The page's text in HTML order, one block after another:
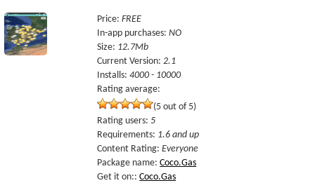
Price:FREE
In-app purchases:NO
Size: 12.7Mb
Current Version:2.1
Installs:4000 - 10000
Rating average:
(5 out of 5)
Rating users: 5
Requirements: 1.6 and up
Content Rating:Everyone
Package name:Coco.Gas
Get it on::Coco.Gas